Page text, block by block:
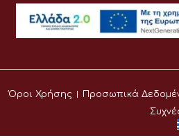
Όροι Χρήσης Προσωπικά